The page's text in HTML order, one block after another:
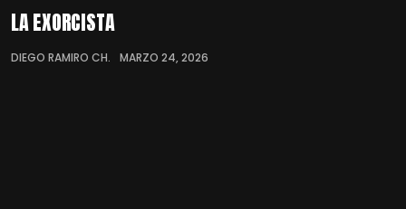
LA EXORCISTA
DIEGO RAMIRO CH. MARZO 24, 2026